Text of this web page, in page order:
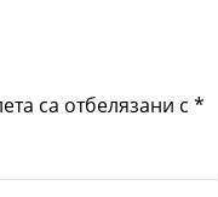
са отбелязани с *